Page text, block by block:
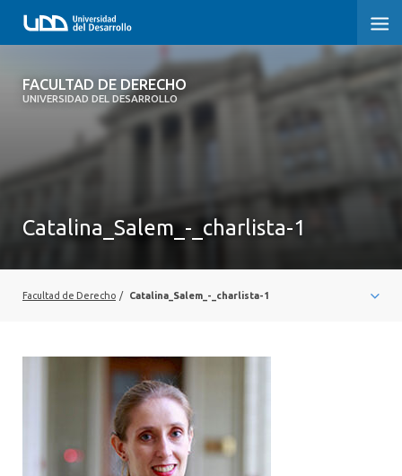
FACULTAD DE DERECHO
UNIVERSIDAD DEL DESARROLLO
FACULTAD DE DERECHO
SOBRE LA FACULTAD
VINCULACIÓN CON EL MEDIO
Catalina_Salem_-_charlista-1
Facultad de Derecho / Catalina_Salem_-_charlista-1